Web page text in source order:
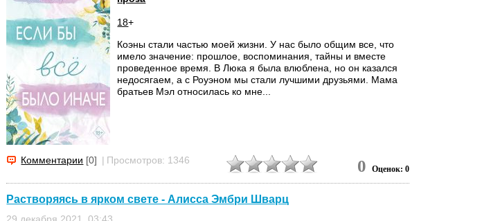
18+
Коэны стали частью моей жизни. У нас было общим все, что
имело значение: прошлое, воспоминания, тайны и вместе
проведенное время. В Люка я была влюблена, но он казался
недосягаем, а с Роуэном мы стали лучшими друзьями. Мама
братьев Мэл относилась ко мне...
Комментарии [0] | Просмотров: 1346 0 Оценок: 0
Растворяясь в ярком свете - Алисса Эмбри Шварц
29 декабря 2021, 03:43